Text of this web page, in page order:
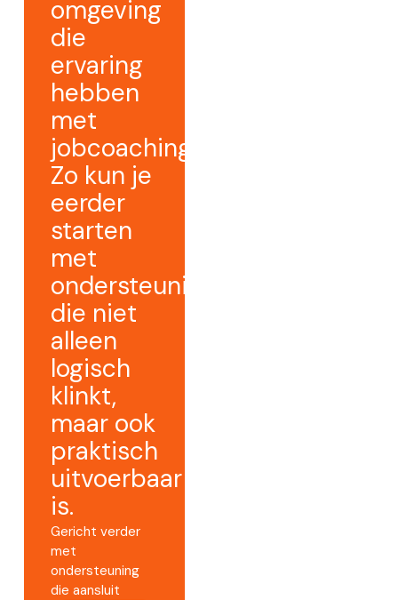
omgeving
die
ervaring
hebben
met
jobcoaching.
Zo kun je
eerder
starten
met
ondersteuning
die niet
alleen
logisch
klinkt,
maar ook
praktisch
uitvoerbaar
is.
Gericht verder
met
ondersteuning
die aansluit